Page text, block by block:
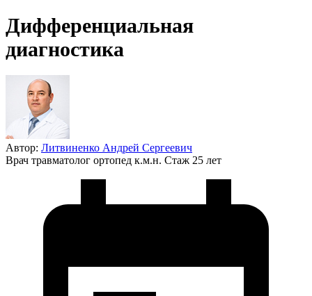
Дифференциальная
диагностика
Автор: Литвиненко Андрей Сергеевич
Врач травматолог ортопед к.м.н. Стаж 25 лет